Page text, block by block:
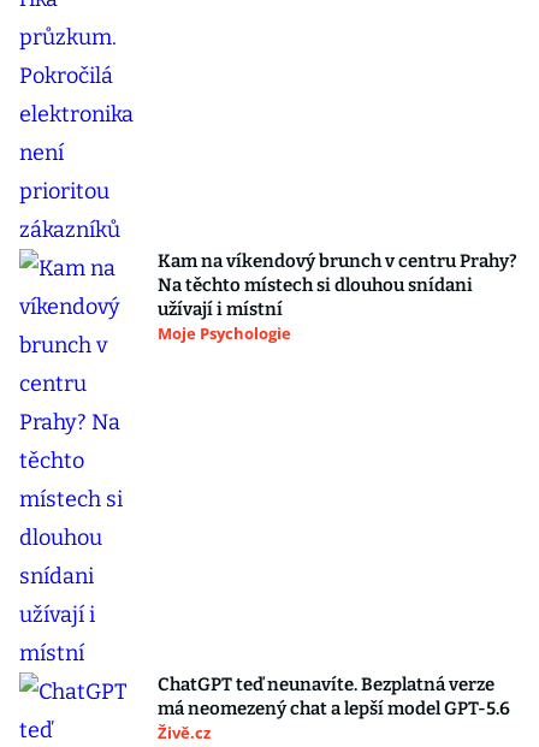
Kam na víkendový brunch v centru Prahy?
Na těchto místech si dlouhou snídani
užívají i místní
Moje Psychologie
ChatGPT teď neunavíte. Bezplatná verze
má neomezený chat a lepší model GPT-5.6
Živě.cz